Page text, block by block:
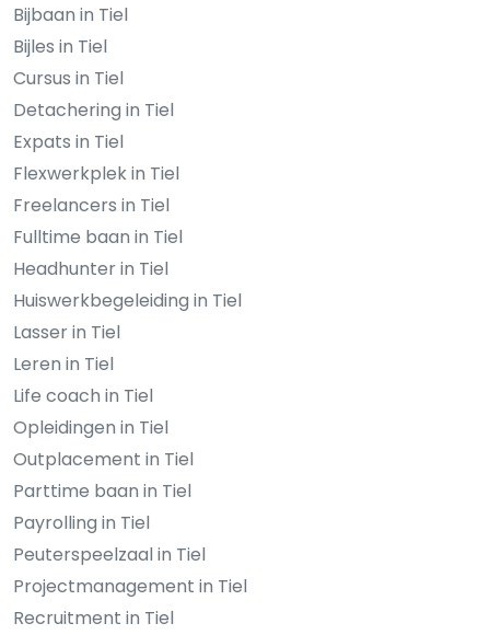
Bijbaan in Tiel
Bijles in Tiel
Cursus in Tiel
Detachering in Tiel
Expats in Tiel
Flexwerkplek in Tiel
Freelancers in Tiel
Fulltime baan in Tiel
Headhunter in Tiel
Huiswerkbegeleiding in Tiel
Lasser in Tiel
Leren in Tiel
Life coach in Tiel
Opleidingen in Tiel
Outplacement in Tiel
Parttime baan in Tiel
Payrolling in Tiel
Peuterspeelzaal in Tiel
Projectmanagement in Tiel
Recruitment in Tiel